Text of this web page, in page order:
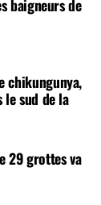
baigneurs de
chikungunya,
le sud de la
29 grottes va